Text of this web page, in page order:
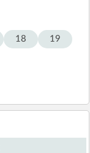
18
19